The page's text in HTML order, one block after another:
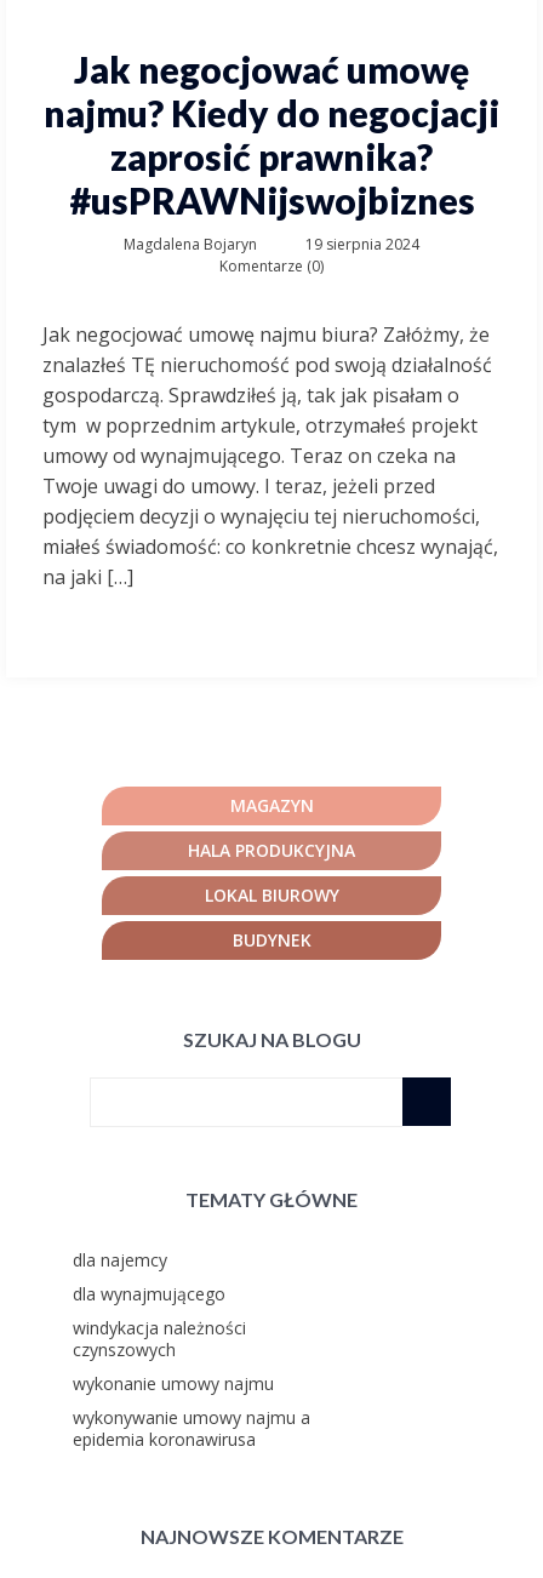
Jak negocjować umowę
najmu? Kiedy do negocjacji
zaprosić prawnika?
#usPRAWNijswojbiznes
Magdalena Bojaryn
19 sierpnia 2024
Komentarze (0)
Jak negocjować umowę najmu biura? Załóżmy, że
znalazłeś TĘ nieruchomość pod swoją działalność
gospodarczą. Sprawdziłeś ją, tak jak pisałam o
tym w poprzednim artykule, otrzymałeś projekt
umowy od wynajmującego. Teraz on czeka na
Twoje uwagi do umowy. I teraz, jeżeli przed
podjęciem decyzji o wynajęciu tej nieruchomości,
miałeś świadomość: co konkretnie chcesz wynająć,
na jaki […]
MAGAZYN
HALA PRODUKCYJNA
LOKAL BIUROWY
BUDYNEK
SZUKAJ NA BLOGU
TEMATY GŁÓWNE
dla najemcy
dla wynajmującego
windykacja należności
czynszowych
wykonanie umowy najmu
wykonywanie umowy najmu a
epidemia koronawirusa
NAJNOWSZE KOMENTARZE